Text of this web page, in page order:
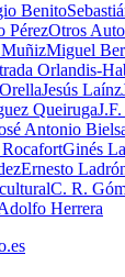
Benito
PérezOtros
Miguel
Orlandis-
Jesús Laínz
Queiruga
Antonio
Ginés
Ernesto
C. R.
Herrera